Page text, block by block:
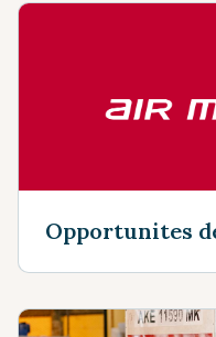
Opportunites